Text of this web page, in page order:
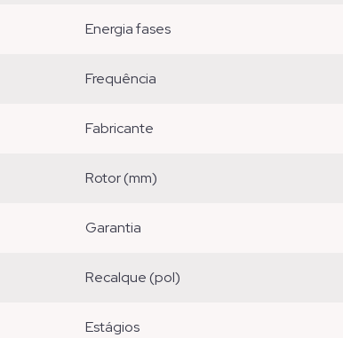
energia fases
frequência
fabricante
rotor (mm)
garantia
recalque (pol)
estágios